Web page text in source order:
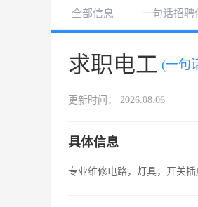
全部信息 一句话招聘
求职电工 (一句
更新时间： 2026.08.06
具体信息
专业维修电路，灯具，开关